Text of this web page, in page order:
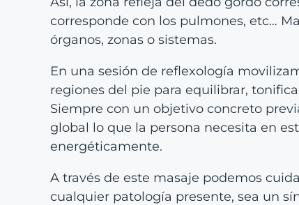
corresponde con los pulmones, etc…
órganos, zonas o sistemas.
En una sesión de reflexología
regiones del pie para equilibrar,
Siempre con un objetivo concreto
global lo que la persona necesita en
energéticamente.
A través de este masaje podemos
cualquier patología presente, sea un